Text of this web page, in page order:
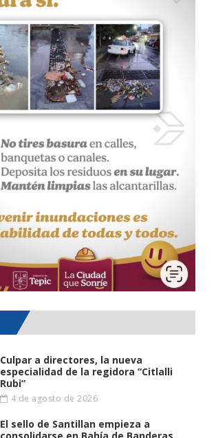
Culpar a directores, la nueva
especialidad de la regidora “Citlalli
Rubi”
4 de agosto de 2026
El sello de Santillan empieza a
consolidarse en Bahía de Banderas